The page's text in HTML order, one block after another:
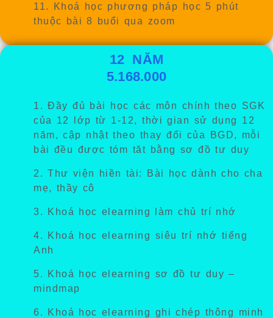
11. Khoá học phương pháp học 5 phút
thuộc bài 8 buổi qua zoom
12 NĂM
5.168.000
1. Đầy đủ bài học các môn chính theo SGK
của 12 lớp từ 1-12, thời gian sử dụng 12
năm,cập nhật theo thay đổi của BGD, mỗi
bài đều được tóm tăt bằng sơ đồ tư duy
2. Thư viện hiền tài: Bài học dành cho cha
mẹ, thầy cô
3. Khoá học elearning làm chủ trí nhớ
4. Khoá học elearning siêu trí nhớ tiếng
Anh
5. Khoá học elearning sơ đồ tư duy –
mindmap
6. Khoá học elearning ghi chép thông minh